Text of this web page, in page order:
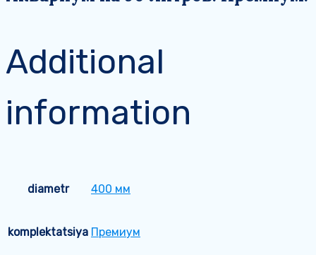
Additional
information
diametr 400 мм
komplektatsiya Премиум